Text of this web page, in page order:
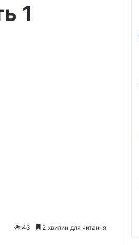
1
43 2 хвилин для читання